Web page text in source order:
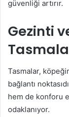
güvenliği artırır.
Gezinti
Tasmalar,
bağlantı
hem de konforu
odaklanıyor.